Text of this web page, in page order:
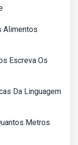
Alimentos
Escreva Os
Da Linguagem
Metros